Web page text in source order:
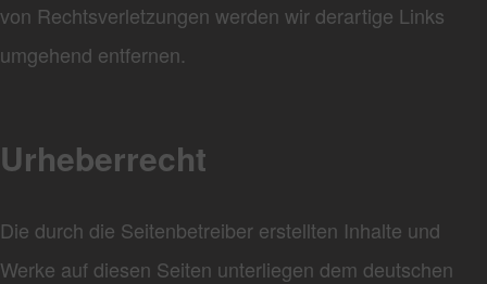
von Rechtsverletzungen werden wir derartige Links
umgehend entfernen.
Urheberrecht
Die durch die Seitenbetreiber erstellten Inhalte und
Werke auf diesen Seiten unterliegen dem deutschen